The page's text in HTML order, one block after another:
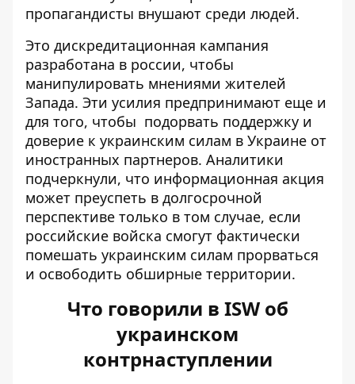
пропагандисты внушают среди людей.
Это дискредитационная кампания
разработана в россии, чтобы
манипулировать мнениями жителей
Запада. Эти усилия предпринимают еще и
для того, чтобы подорвать поддержку и
доверие к украинским силам в Украине от
иностранных партнеров. Аналитики
подчеркнули, что информационная акция
может преуспеть в долгосрочной
перспективе только в том случае, если
российские войска смогут фактически
помешать украинским силам прорваться
и освободить обширные территории.
Что говорили в ISW об
украинском
контрнаступлении